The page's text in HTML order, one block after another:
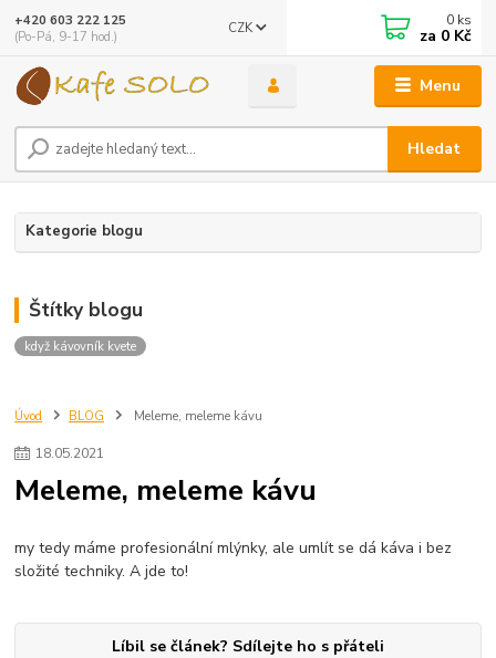
Menu
CZK
Hledat
+420 603 222 125
(Po-Pá, 9-17 hod.)
0 ks
za 0 Kč
Kategorie blogu
Štítky blogu
když kávovník kvete
Úvod BLOG Meleme, meleme kávu
18.05.2021
Meleme, meleme kávu
my tedy máme profesionální mlýnky, ale umlít se dá káva i bez
složité techniky. A jde to!
Líbil se článek? Sdílejte ho s přáteli